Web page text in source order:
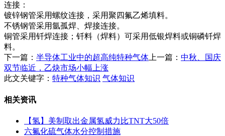
连接：
镀锌钢管采用螺纹连接，采用聚四氟乙烯填料。
不锈钢管采用氩孤焊、焊接连接。
铜管采用钎焊连接；钎料（焊料）可采用低银焊料或铜磷钎焊
料。
下一篇： 半导体工业中的超高纯特种气体 上一篇： 中秋、国庆
双节临近，乙炔市场小幅上涨
此文关键字： 特种气体知识 气体知识
相关资讯
【氢】美制取出金属氢威力比TNT大50倍
六氟化硫气体水分控制措施